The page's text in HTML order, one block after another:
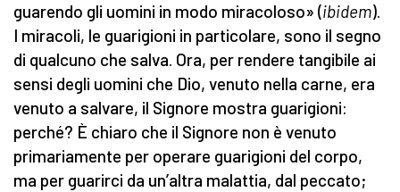
guarendo gli uomini in modo miracoloso» (ibidem).
I miracoli, le guarigioni in particolare, sono il segno
di qualcuno che salva. Ora, per rendere tangibile ai
sensi degli uomini che Dio, venuto nella carne, era
venuto a salvare, il Signore mostra guarigioni:
perché? È chiaro che il Signore non è venuto
primariamente per operare guarigioni del corpo,
ma per guarirci da un’altra malattia, dal peccato;